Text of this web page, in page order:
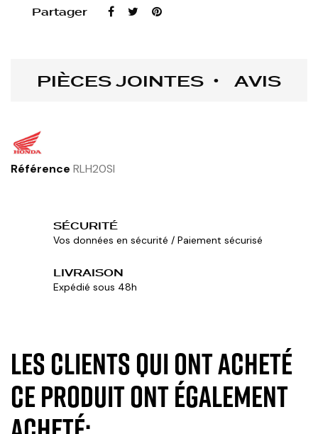
Partager
PIÈCES JOINTES AVIS
Référence RLH20SI
SÉCURITÉ
Vos données en sécurité / Paiement sécurisé
LIVRAISON
Expédié sous 48h
Les clients qui ont acheté
ce produit ont également